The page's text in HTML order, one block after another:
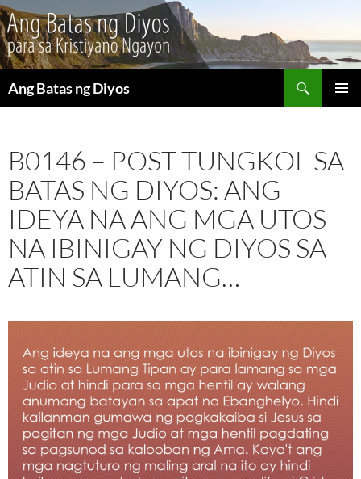
Ang Batas ng Diyos
B0146 – POST TUNGKOL SA
BATAS NG DIYOS: ANG
IDEYA NA ANG MGA UTOS
NA IBINIGAY NG DIYOS SA
ATIN SA LUMANG…